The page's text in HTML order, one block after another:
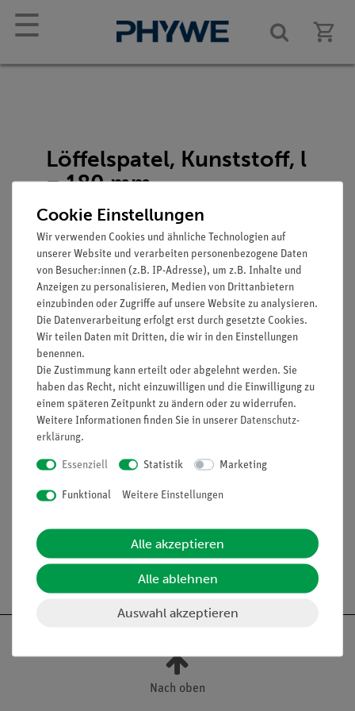
☰
Löffelspatel, Kunststoff, l
= 180 mm
Artikel-Nr.: 38833-00
Funktion und Verwendung
z.B. zum Einwiegen von Feststoffen.
Ausstattung und technische
Daten
glasfaserverstärktes Polyamid
Länge: 180 mm
Nach oben
Cookie Einstellungen
Wir verwenden Cookies und ähnliche Technologien auf
unserer Website und verarbeiten personenbezogene Daten
von Besucher:innen (z.B. IP-Adresse), um z.B. Inhalte und
Anzeigen zu personalisieren, Medien von Drittanbietern
einzubinden oder Zugriffe auf unsere Website zu analysieren.
Die Datenverarbeitung erfolgt erst durch gesetzte Cookies.
Wir teilen Daten mit Dritten, die wir in den Einstellungen
benennen.
Die Zustimmung kann erteilt oder abgelehnt werden. Sie
haben das Recht, nicht einzuwilligen und die Einwilligung zu
einem späteren Zeitpunkt zu ändern oder zu widerrufen.
Weitere Informationen finden Sie in unserer Daten­schutz­
erklärung.
Essenziell Statistik Marketing
Funktional Weitere Einstellungen
Alle akzeptieren
Alle ablehnen
Auswahl akzeptieren